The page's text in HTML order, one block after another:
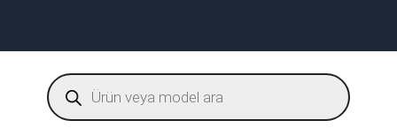
Products
search